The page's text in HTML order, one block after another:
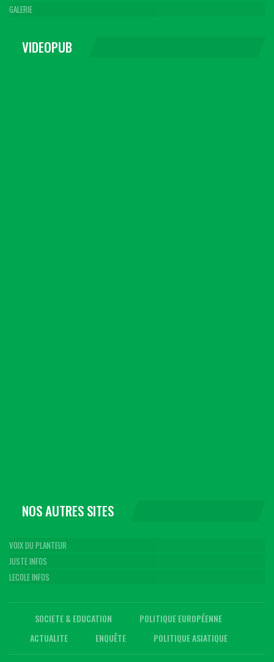
GALERIE
VIDEOPUB
NOS AUTRES SITES
VOIX DU PLANTEUR
JUSTE INFOS
LECOLE INFOS
SOCIETE & EDUCATION
POLITIQUE EUROPÉENNE
ACTUALITE
ENQUÊTE POLITIQUE ASIATIQUE